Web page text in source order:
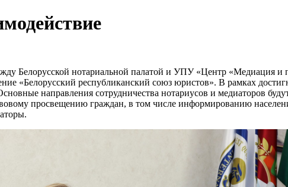
Белорусской нотариальной палатой и УПУ «Центр «Медиация
«Белорусский республиканский союз юристов». В рамках
направления сотрудничества нотариусов и медиаторов
просвещению граждан, в том числе информированию